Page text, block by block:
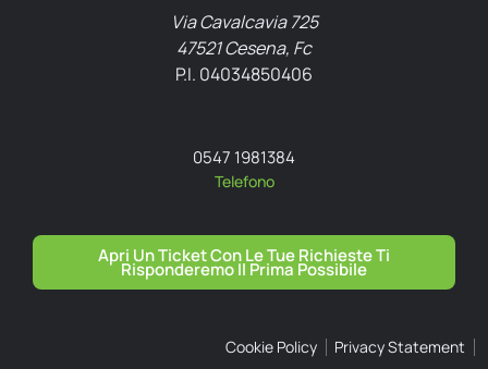
Via Cavalcavia 725
47521 Cesena, Fc
P.I. 04034850406
0547 1981384
Telefono
Apri Un Ticket Con Le Tue Richieste Ti
Risponderemo Il Prima Possibile
Cookie Policy Privacy Statement